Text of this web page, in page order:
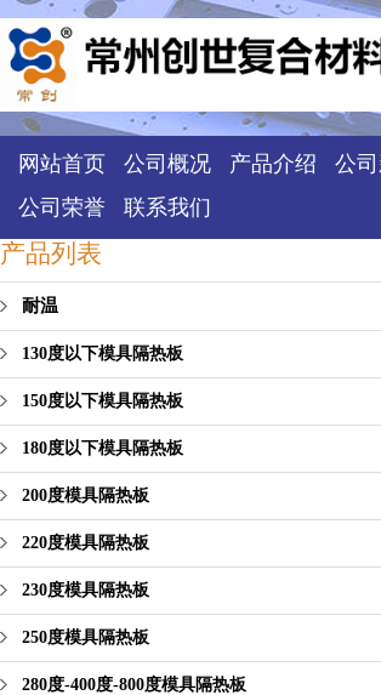
网站首页 公司概况 产品介绍 公
公司荣誉
联系我们
产品列表
耐温
130度以下模具隔热板
150度以下模具隔热板
180度以下模具隔热板
200度模具隔热板
220度模具隔热板
230度模具隔热板
250度模具隔热板
280度-400度-800度模具隔热板